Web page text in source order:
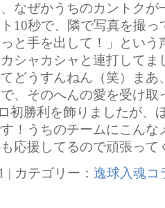
なぜかうちのカントクが
10秒で、隣で写真を撮
と手を出して！」という
シャカシャと連打してま
どうすんねん（笑）ま
、そのへんの愛を受け取
初勝利を飾りましたが、
！うちのチームにこんな
応援してるので頑張って
| カテゴリー： 逸球入魂コ